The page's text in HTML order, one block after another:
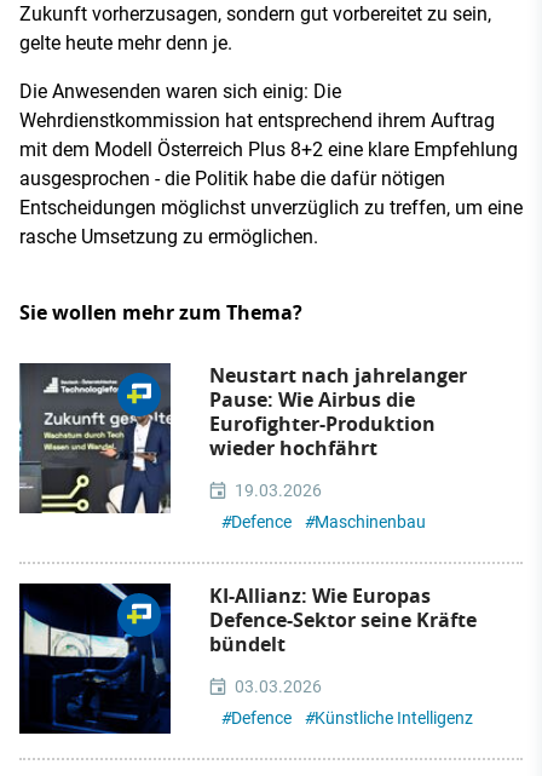
Zukunft vorherzusagen, sondern gut vorbereitet zu sein,
gelte heute mehr denn je.
Die Anwesenden waren sich einig: Die
Wehrdienstkommission hat entsprechend ihrem Auftrag
mit dem Modell Österreich Plus 8+2 eine klare Empfehlung
ausgesprochen - die Politik habe die dafür nötigen
Entscheidungen möglichst unverzüglich zu treffen, um eine
rasche Umsetzung zu ermöglichen.
Sie wollen mehr zum Thema?
Neustart nach jahrelanger
Pause: Wie Airbus die
Eurofighter-Produktion
wieder hochfährt
19.03.2026
#Defence #Maschinenbau
KI-Allianz: Wie Europas
Defence-Sektor seine Kräfte
bündelt
03.03.2026
#Defence #Künstliche Intelligenz